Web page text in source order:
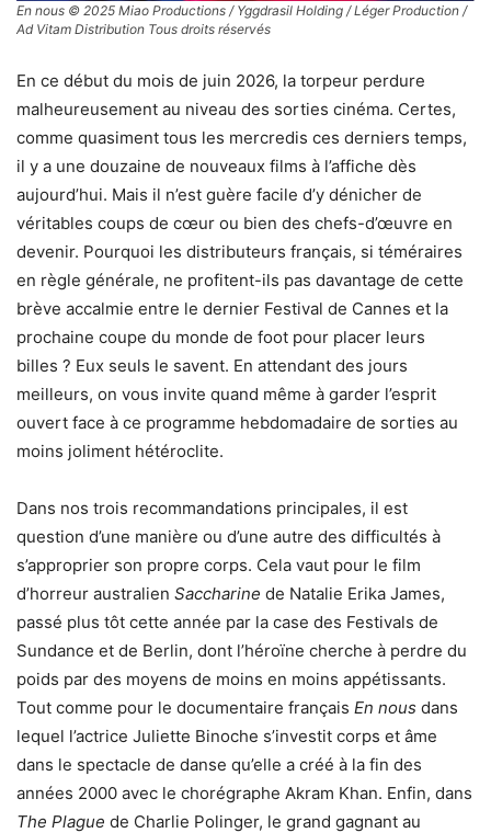
En nous © 2025 Miao Productions / Yggdrasil Holding / Léger Production /
Ad Vitam Distribution Tous droits réservés
En ce début du mois de juin 2026, la torpeur perdure
malheureusement au niveau des sorties cinéma. Certes,
comme quasiment tous les mercredis ces derniers temps,
il y a une douzaine de nouveaux films à l’affiche dès
aujourd’hui. Mais il n’est guère facile d’y dénicher de
véritables coups de cœur ou bien des chefs-d’œuvre en
devenir. Pourquoi les distributeurs français, si téméraires
en règle générale, ne profitent-ils pas davantage de cette
brève accalmie entre le dernier Festival de Cannes et la
prochaine coupe du monde de foot pour placer leurs
billes ? Eux seuls le savent. En attendant des jours
meilleurs, on vous invite quand même à garder l’esprit
ouvert face à ce programme hebdomadaire de sorties au
moins joliment hétéroclite.
Dans nos trois recommandations principales, il est
question d’une manière ou d’une autre des difficultés à
s’approprier son propre corps. Cela vaut pour le film
d’horreur australien Saccharine de Natalie Erika James,
passé plus tôt cette année par la case des Festivals de
Sundance et de Berlin, dont l’héroïne cherche à perdre du
poids par des moyens de moins en moins appétissants.
Tout comme pour le documentaire français En nous dans
lequel l’actrice Juliette Binoche s’investit corps et âme
dans le spectacle de danse qu’elle a créé à la fin des
années 2000 avec le chorégraphe Akram Khan. Enfin, dans
The Plague de Charlie Polinger, le grand gagnant au